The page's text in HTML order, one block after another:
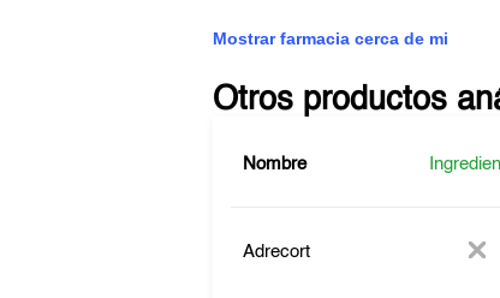
Mostrar farmacia cerca de mi
Otros productos
Nombre
Adrecort